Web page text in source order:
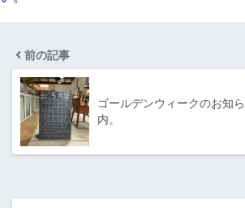
前の記事
ゴールデンウィークのお知
内。